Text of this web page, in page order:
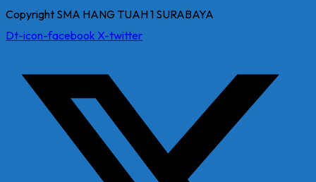
Copyright SMA HANG TUAH 1 SURABAYA
Dt-icon-facebook X-twitter